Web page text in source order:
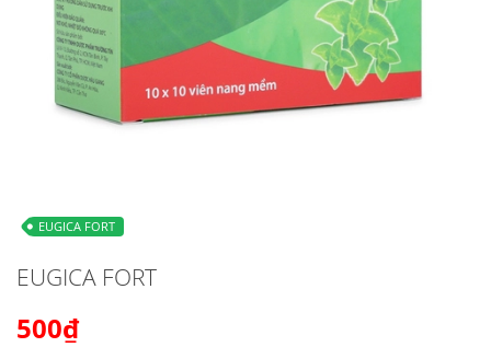
EUGICA FORT
EUGICA FORT
500₫